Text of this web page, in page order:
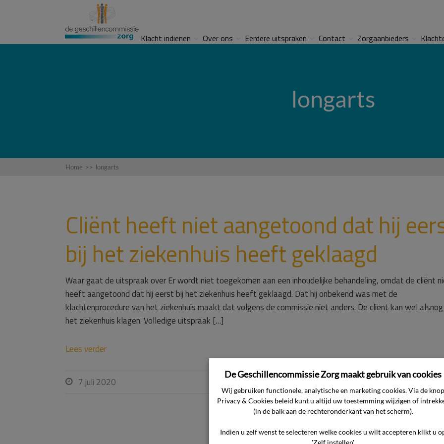
Klacht indienen Over ons Eerdere uitspraken Contact Zorgaanbieders
longarts
Home >> longarts
Cliënt heeft niet aangetoond dat hij
bij het ziekenhuis heeft geklaagd
Waar gaat de uitspraak over Er wordt niet toegekomen aan een inhoudelijke behandeling, omdat de cliënt
heeft aangetoond dat hij eerst bij het ziekenhuis heeft geklaagd. Dat hij onbekend was met de
klachtenprocedure van het ziekenhuis maakt dat volgens de commissie niet anders. De cliënt kan wel
het ziekenhuis klagen. Volledige uitspraak […]
Lees verder
 7 juli 2020
De Geschillencommissie Zorg maakt gebruik van cookies
Wij gebruiken functionele, analytische en marketing cookies. Via de knop
Privacy & Cookies beleid kunt u altijd uw toestemming wijzigen of
(in de balk aan de rechteronderkant van het scherm).
Indien u zelf wenst te selecteren welke cookies u wilt accepteren klikt u
'Zelf instellen'.